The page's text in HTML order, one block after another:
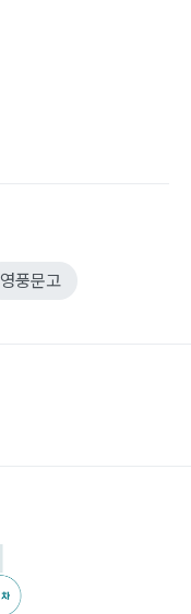
영풍문고